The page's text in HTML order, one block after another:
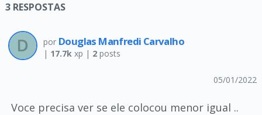
3 RESPOSTAS
por Douglas Manfredi Carvalho
| 17.7kxp | 2posts
05/01/2022
Voce precisa ver se ele colocou menor igual ..